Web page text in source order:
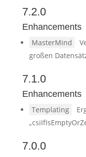
7.2.0
Enhancements
MasterMind
großen
7.1.0
Enhancements
Templating
7.0.0